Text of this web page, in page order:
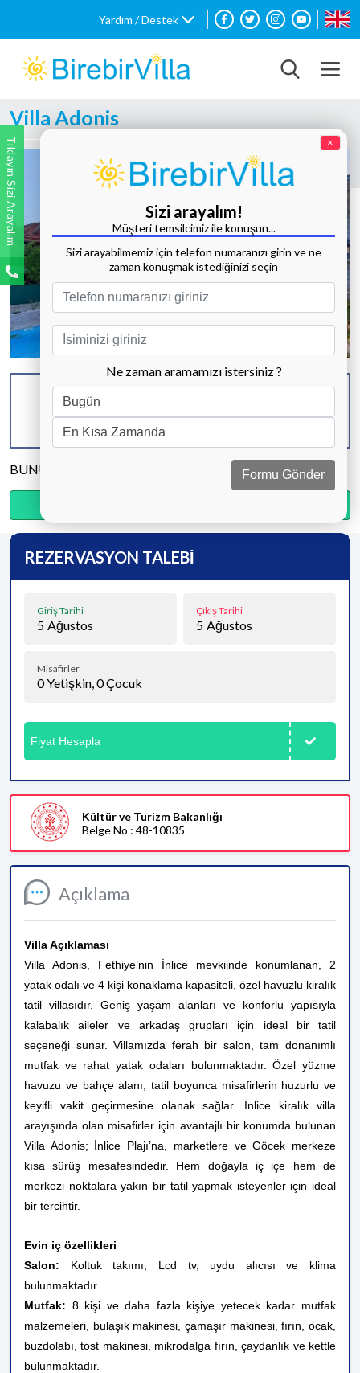
Yardım / Destek
Villa Adonis
Tüm Fotoğrafları Göster
KAPASİTE
4 KİŞİ
BANYO & WC
2 ADET
YATAK ODASI
BUNU PAYLAŞ
Açıklama
Villa Açıklaması
Villa Adonis, Fethiye’nin İnlice mevkiinde konumlanan, 2
yatak odalı ve 4 kişi konaklama kapasiteli, özel havuzlu kiralık
tatil villasıdır. Geniş yaşam alanları ve konforlu yapısıyla
kalabalık aileler ve arkadaş grupları için ideal bir tatil
seçeneği sunar. Villamızda ferah bir salon, tam donanımlı
mutfak ve rahat yatak odaları bulunmaktadır. Özel yüzme
havuzu ve bahçe alanı, tatil boyunca misafirlerin huzurlu ve
keyifli vakit geçirmesine olanak sağlar. İnlice kiralık villa
arayışında olan misafirler için avantajlı bir konumda bulunan
Villa Adonis; İnlice Plajı’na, marketlere ve Göcek merkeze
kısa sürüş mesafesindedir. Hem doğayla iç içe hem de
merkezi noktalara yakın bir tatil yapmak isteyenler için ideal
bir tercihtir.
Evin iç özellikleri
Salon: Koltuk takımı, Lcd tv, uydu alıcısı ve klima
bulunmaktadır.
Mutfak: 8 kişi ve daha fazla kişiye yetecek kadar mutfak
malzemeleri, bulaşık makinesi, çamaşır makinesi, fırın, ocak,
buzdolabı, tost makinesi, mikrodalga fırın, çaydanlık ve kettle
bulunmaktadır.
REZERVASYON TALEBİ
Giriş Tarihi
5 Ağustos
Çıkış Tarihi
5 Ağustos
Misafirler
0Yetişkin,0Çocuk
Fiyat Hesapla
Kültür ve Turizm Bakanlığı
Belge No : 48-10835
Tıklayın Sizi Arayalım ×
Sizi arayalım!
Müşteri temsilcimiz ile konuşun...
Sizi arayabilmemiz için telefon numaranızı girin ve ne
zaman konuşmak istediğinizi seçin
Ne zaman aramamızı istersiniz ?
Formu Gönder